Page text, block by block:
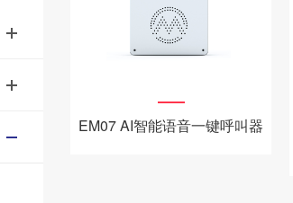
EM07 AI智能语音一键呼叫器